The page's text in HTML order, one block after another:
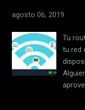
que
si lo
en tu
indie
agosto 06, 2019
Tu
tu red